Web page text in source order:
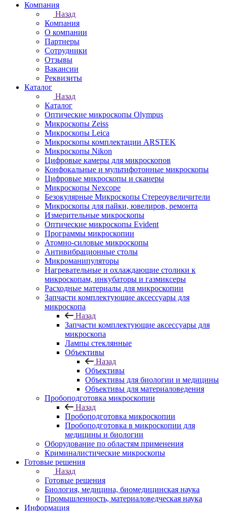
Компания
Назад
Компания
О компании
Партнеры
Сотрудники
Отзывы
Вакансии
Реквизиты
Каталог
Назад
Каталог
Оптические микроскопы Olympus
Микроскопы Zeiss
Микроскопы Leica
Микроскопы комплектации ARSTEK
Микроскопы Nikon
Цифровые камеры для микроскопов
Конфокальные и мультифотонные микроскопы
Цифровые микроскопы и сканеры
Микроскопы Nexcope
Безокулярные Микроскопы Стереоувеличители
Микроскопы для пайки, ювелиров, ремонта
Измерительные микроскопы
Оптические микроскопы Evident
Программы микроскопии
Атомно-силовые микроскопы
Антивибрационные столы
Микроманипуляторы
Нагревательные и охлаждающие столики к
микроскопам, инкубаторы и газмиксеры
Расходные материалы для микроскопии
Запчасти комплектующие аксессуары для
микроскопа
Назад
Запчасти комплектующие аксессуары для
микроскопа
Лампы стеклянные
Объективы
Назад
Объективы
Объективы для биологии и медицины
Объективы для материаловедения
Пробоподготовка микроскопии
Назад
Пробоподготовка микроскопии
Пробоподготовка в микроскопии для
медицины и биологии
Оборудование по областям применения
Криминалистические микроскопы
Готовые решения
Назад
Готовые решения
Биология, медицина, биомедицинская наука
Промышленность, материаловедческая наука
Информация